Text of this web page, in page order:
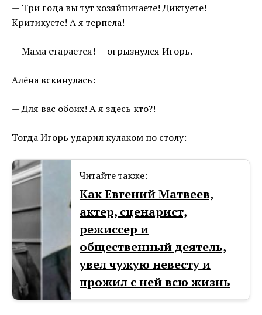
— Три года вы тут хозяйничаете! Диктуете!
Критикуете! А я терпела!
— Мама старается! — огрызнулся Игорь.
Алёна вскинулась:
— Для вас обоих! А я здесь кто?!
Тогда Игорь ударил кулаком по столу:
Читайте также:
Как Евгений Матвеев,
актер, сценарист,
режиссер и
общественный деятель,
увел чужую невесту и
прожил с ней всю жизнь